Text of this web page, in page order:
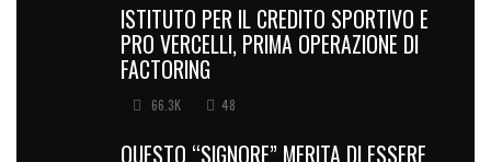
ISTITUTO PER IL CREDITO SPORTIVO E
PRO VERCELLI, PRIMA OPERAZIONE DI
FACTORING
66.3K 48
QUESTO “SIGNORE” MERITA DI ESSERE